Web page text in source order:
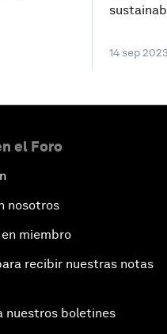
14 sep 2023
el Foro
nosotros
miembro
recibir nuestras notas
nuestros boletines